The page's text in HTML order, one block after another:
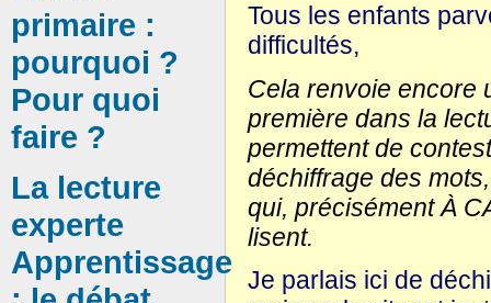
Tous les enfants
difficultés,
Cela renvoie encore
première dans la
permettent de
déchiffrage des
qui, précisément À
lisent.
Je parlais ici de
primaire :
pourquoi ?
Pour quoi
faire ?
La lecture
experte
Apprentissage